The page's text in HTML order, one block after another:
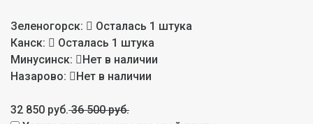
Зеленогорск:
Осталась 1 штука
Канск:
Осталась 1 штука
Минусинск:
Нет в наличии
Назарово:
Нет в наличии
32 850 руб.36 500 руб.